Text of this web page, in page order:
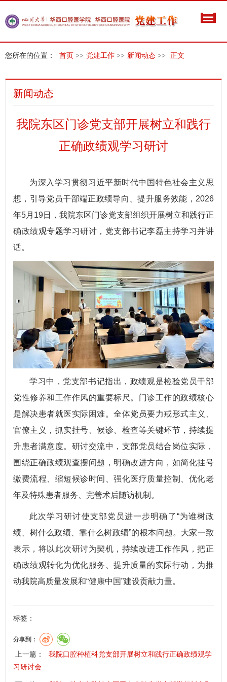
您所在的位置： 首页 >> 党建工作 >> 新闻动态 >> 正文
新闻动态
我院东区门诊党支部开展树立和践行
正确政绩观学习研讨
为深入学习贯彻习近平新时代中国特色社会主义思
想，引导党员干部端正政绩导向、提升服务效能，2026
年5月19日，我院东区门诊党支部组织开展树立和践行正
确政绩观专题学习研讨，党支部书记李磊主持学习并讲
话。
学习中，党支部书记指出，政绩观是检验党员干部
党性修养和工作作风的重要标尺。门诊工作的政绩核心
是解决患者就医实际困难。全体党员要力戒形式主义、
官僚主义，抓实挂号、候诊、检查等关键环节，持续提
升患者满意度。研讨交流中，支部党员结合岗位实际，
围绕正确政绩观查摆问题，明确改进方向，如简化挂号
缴费流程、缩短候诊时间、强化医疗质量控制、优化老
年及特殊患者服务、完善术后随访机制。
此次学习研讨使支部党员进一步明确了“为谁树政
绩、树什么政绩、靠什么树政绩”的根本问题。大家一致
表示，将以此次研讨为契机，持续改进工作作风，把正
确政绩观转化为优化服务、提升质量的实际行动，为推
动我院高质量发展和“健康中国”建设贡献力量。
标签：
分享到：
上一篇：
我院口腔种植科党支部开展树立和践行正确政绩观学
习研讨会